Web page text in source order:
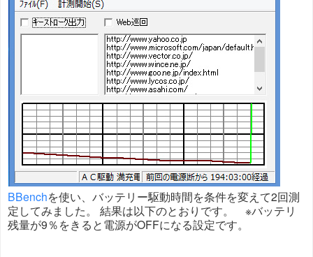
BBenchを使い、バッテリー駆動時間を条件を変えて2回測
定してみました。 結果は以下のとおりです。 ※バッテリ
残量が9％をきると電源がOFFになる設定です。